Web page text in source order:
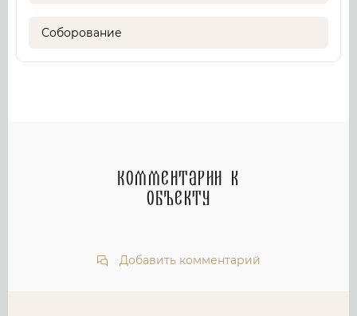
Соборование
Комментарии к
объекту
Добавить комментарий